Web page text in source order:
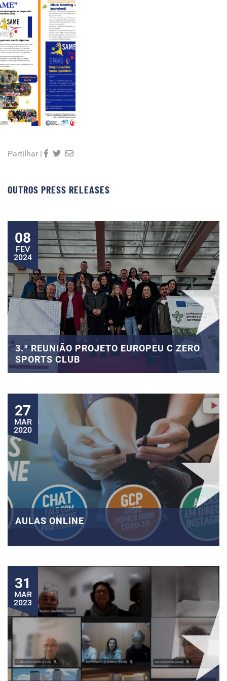
Partilhar |
OUTROS PRESS RELEASES
08
FEV
2024
3.ª REUNIÃO PROJETO EUROPEU C ZERO
SPORTS CLUB
27
MAR
2020
AULAS ONLINE
31
MAR
2023